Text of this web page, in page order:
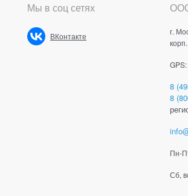
Мы в соц сетях
ВКонтакте
г.
8
8
Пн-
Сб,